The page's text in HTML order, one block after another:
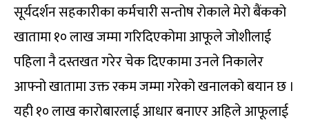
सूर्यदर्शन सहकारीका कर्मचारी सन्तोष रोकाले मेरो बैंकको
खातामा १० लाख जम्मा गरिदिएकोमा आफूले जोशीलाई
पहिला नै दस्तखत गरेर चेक दिएकामा उनले निकालेर
आफ्नो खातामा उक्त रकम जम्मा गरेको खनालको बयान छ ।
यही १० लाख कारोबारलाई आधार बनाएर अहिले आफूलाई